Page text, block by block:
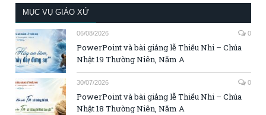
MỤC VỤ GIÁO XỨ
06/08/2026 0
PowerPoint và bài giảng lễ Thiếu Nhi – Chúa
Nhật 19 Thường Niên, Năm A
30/07/2026 0
PowerPoint và bài giảng lễ Thiếu Nhi – Chúa
Nhật 18 Thường Niên, Năm A